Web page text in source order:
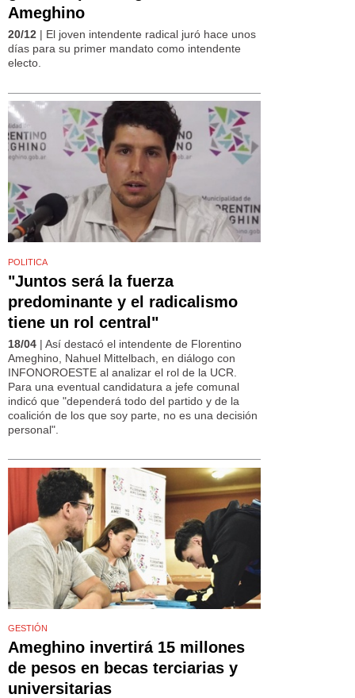
Ameghino
20/12 | El joven intendente radical juró hace unos
días para su primer mandato como intendente
electo.
POLITICA
"Juntos será la fuerza
predominante y el radicalismo
tiene un rol central"
18/04 | Así destacó el intendente de Florentino
Ameghino, Nahuel Mittelbach, en diálogo con
INFONOROESTE al analizar el rol de la UCR.
Para una eventual candidatura a jefe comunal
indicó que "dependerá todo del partido y de la
coalición de los que soy parte, no es una decisión
personal".
GESTIÓN
Ameghino invertirá 15 millones
de pesos en becas terciarias y
universitarias